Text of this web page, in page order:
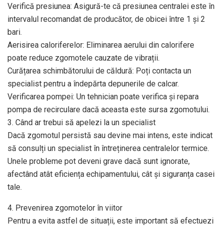
Verifică presiunea: Asigură-te că presiunea centralei este în
intervalul recomandat de producător, de obicei între 1 și 2
bari.
Aerisirea caloriferelor: Eliminarea aerului din calorifere
poate reduce zgomotele cauzate de vibrații.
Curățarea schimbătorului de căldură: Poți contacta un
specialist pentru a îndepărta depunerile de calcar.
Verificarea pompei: Un tehnician poate verifica și repara
pompa de recirculare dacă aceasta este sursa zgomotului.
3. Când ar trebui să apelezi la un specialist
Dacă zgomotul persistă sau devine mai intens, este indicat
să consulți un specialist în întreținerea centralelor termice.
Unele probleme pot deveni grave dacă sunt ignorate,
afectând atât eficiența echipamentului, cât și siguranța casei
tale.
4. Prevenirea zgomotelor în viitor
Pentru a evita astfel de situații, este important să efectuezi